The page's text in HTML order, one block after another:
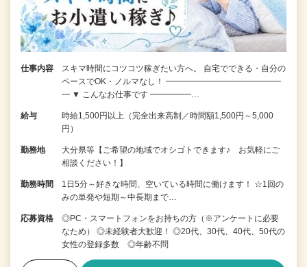
仕事内容
スキマ時間にコツコツ稼ぎたい方へ。 自宅でできる・自分の
ペースでOK・ノルマなし！ ━━━━━━━━━━━━━━
━ ▼ こんなお仕事です ━━━━━…
給与
時給1,500円以上（完全出来高制／時間額1,500円～5,000
円）
勤務地
大分県等【ご希望の地域でオシゴトできます♪ お気軽にご
相談ください！】
勤務時間
1日5分～好きな時間、空いている時間に働けます！ ☆1回の
みの単発や短期～中長期まで…
応募資格
◎PC・スマートフォンをお持ちの方（※アンケートに必要
なため） ◎未経験者大歓迎！ ◎20代、30代、40代、50代の
女性の登録多数 ◎年齢不問